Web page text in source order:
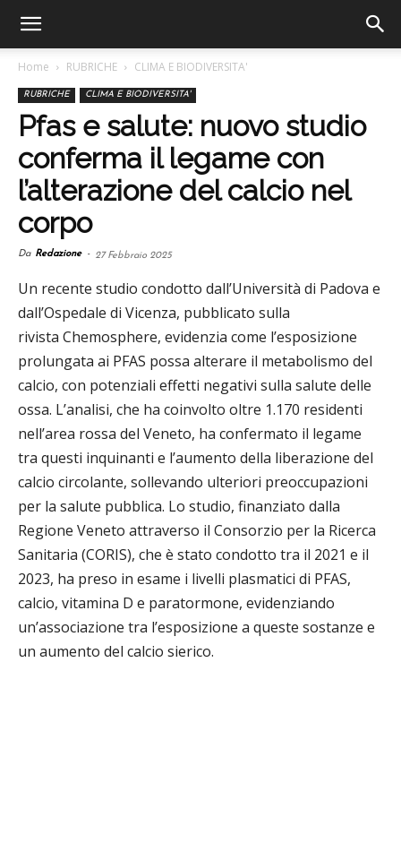
Home RUBRICHE CLIMA E BIODIVERSITA'
RUBRICHE CLIMA E BIODIVERSITA'
Pfas e salute: nuovo studio
conferma il legame con
l’alterazione del calcio nel
corpo
Da Redazione - 27 Febbraio 2025
Un recente studio condotto dall’Università di Padova e
dall’Ospedale di Vicenza, pubblicato sulla
rivista Chemosphere, evidenzia come l’esposizione
prolungata ai PFAS possa alterare il metabolismo del
calcio, con potenziali effetti negativi sulla salute delle
ossa. L’analisi, che ha coinvolto oltre 1.170 residenti
nell’area rossa del Veneto, ha confermato il legame
tra questi inquinanti e l’aumento della liberazione del
calcio circolante, sollevando ulteriori preoccupazioni
per la salute pubblica. Lo studio, finanziato dalla
Regione Veneto attraverso il Consorzio per la Ricerca
Sanitaria (CORIS), che è stato condotto tra il 2021 e il
2023, ha preso in esame i livelli plasmatici di PFAS,
calcio, vitamina D e paratormone, evidenziando
un’associazione tra l’esposizione a queste sostanze e
un aumento del calcio sierico.